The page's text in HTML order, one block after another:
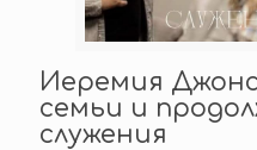
Иеремия
семьи и
служения